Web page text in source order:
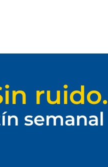
ruido.
semanal